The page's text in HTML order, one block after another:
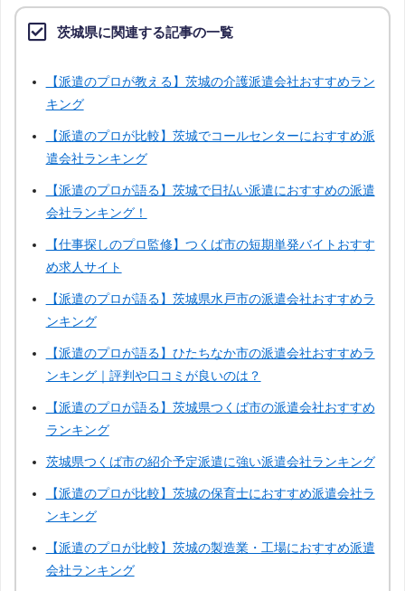
茨城県に関連する記事の一覧
【派遣のプロが教える】茨城の介護派遣会社おすすめラン
キング
【派遣のプロが比較】茨城でコールセンターにおすすめ派
遣会社ランキング
【派遣のプロが語る】茨城で日払い派遣におすすめの派遣
会社ランキング！
【仕事探しのプロ監修】つくば市の短期単発バイトおすす
め求人サイト
【派遣のプロが語る】茨城県水戸市の派遣会社おすすめラ
ンキング
【派遣のプロが語る】ひたちなか市の派遣会社おすすめラ
ンキング｜評判や口コミが良いのは？
【派遣のプロが語る】茨城県つくば市の派遣会社おすすめ
ランキング
茨城県つくば市の紹介予定派遣に強い派遣会社ランキング
【派遣のプロが比較】茨城の保育士におすすめ派遣会社ラ
ンキング
【派遣のプロが比較】茨城の製造業・工場におすすめ派遣
会社ランキング